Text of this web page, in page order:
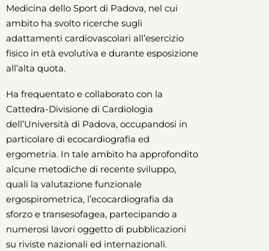
Medicina dello Sport di Padova, nel cui
ambito ha svolto ricerche sugli
adattamenti cardiovascolari all’esercizio
fisico in età evolutiva e durante esposizione
all’alta quota.
Ha frequentato e collaborato con la
Cattedra-Divisione di Cardiologia
dell’Università di Padova, occupandosi in
particolare di ecocardiografia ed
ergometria. In tale ambito ha approfondito
alcune metodiche di recente sviluppo,
quali la valutazione funzionale
ergospirometrica, l’ecocardiografia da
sforzo e transesofagea, partecipando a
numerosi lavori oggetto di pubblicazioni
su riviste nazionali ed internazionali.